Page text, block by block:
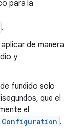
para la
.
de manera
y
fundido solo
que el
el
.